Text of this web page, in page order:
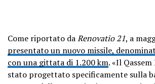
Come riportato daRenovatio 21, a
presentato un nuovo missile,
con una gittata di 1.200 km. «Il Qassem
stato progettato specificamente sulla